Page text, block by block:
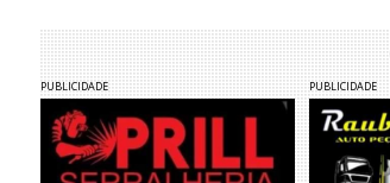
PUBLICIDADE PUBLICIDADE